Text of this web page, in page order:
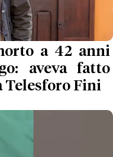
a 42 anni
aveva fatto
Telesforo Fini